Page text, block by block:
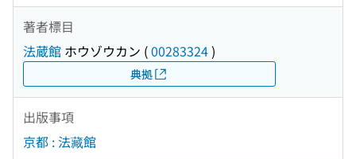
著者標目
法蔵館 ホウゾウカン (00283324)
典拠
出版事項
京都 : 法藏館